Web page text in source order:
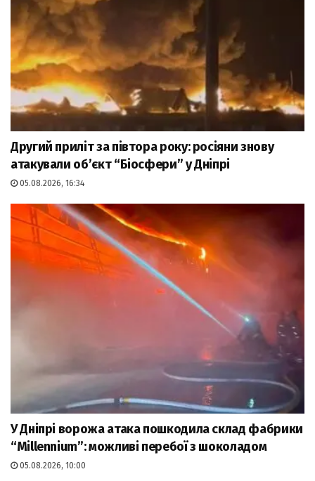
Другий приліт за півтора року: росіяни знову
атакували об’єкт “Біосфери” у Дніпрі
05.08.2026, 16:34
У Дніпрі ворожа атака пошкодила склад фабрики
“Millennium”: можливі перебої з шоколадом
05.08.2026, 10:00